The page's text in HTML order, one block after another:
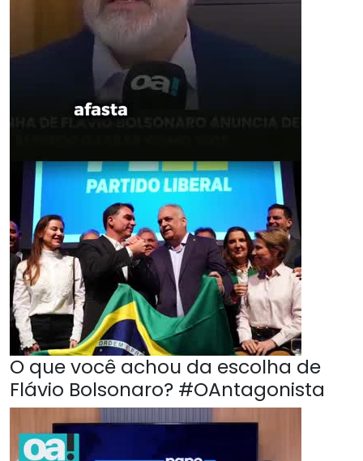
O que você achou da escolha de
Flávio Bolsonaro? #OAntagonista